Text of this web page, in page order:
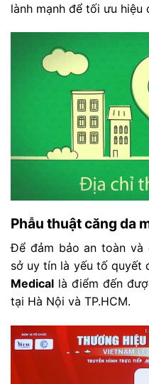
lành mạnh để tối ưu hiệu
Phẫu thuật căng da
Để đảm bảo an toàn và
sở uy tín là yếu tố quyết
Medical là điểm đến
tại Hà Nội và TP.HCM.